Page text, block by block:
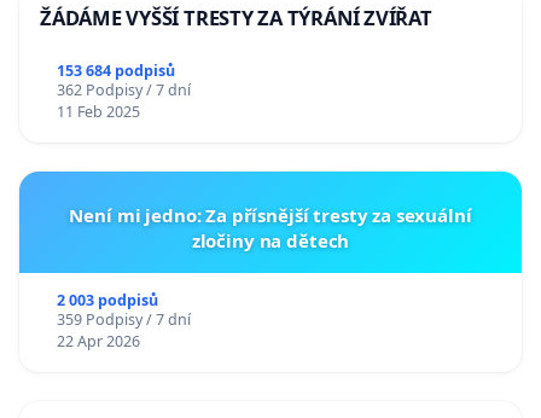
ŽÁDÁME VYŠŠÍ TRESTY ZA TÝRÁNÍ ZVÍŘAT
153 684 podpisů
362 Podpisy / 7 dní
11 Feb 2025
Není mi jedno: Za přísnější tresty za sexuální
zločiny na dětech
2 003 podpisů
359 Podpisy / 7 dní
22 Apr 2026